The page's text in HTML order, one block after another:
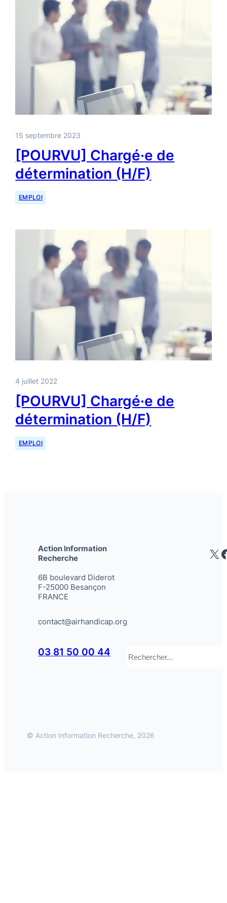
15 septembre 2023
[POURVU] Chargé·e de
détermination (H/F)
EMPLOI
4 juillet 2022
[POURVU] Chargé·e de
détermination (H/F)
EMPLOI
Action Information
Recherche
6B boulevard Diderot
F-25000 Besançon
FRANCE
contact@airhandicap.org
03 81 50 00 44
X
© Action Information Recherche, 2026